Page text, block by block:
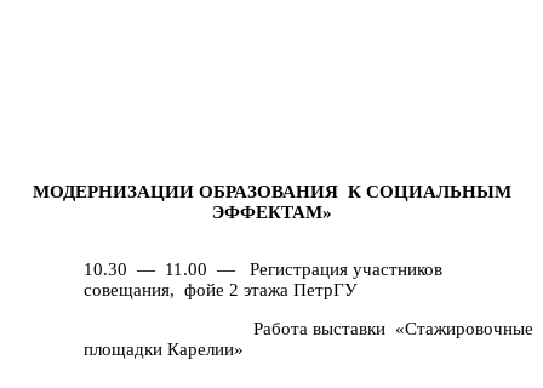
МОДЕРНИЗАЦИИ ОБРАЗОВАНИЯ К СОЦИАЛЬНЫМ
ЭФФЕКТАМ»
10.30 — 11.00 —
Регистрация участников
совещания, фойе 2 этажа ПетрГУ
Работа выставки «Стажировочные
площадки Карелии»